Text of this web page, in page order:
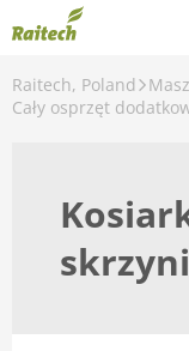
Raitech, Poland
Cały osprzętMaszyny
Części
Serwis